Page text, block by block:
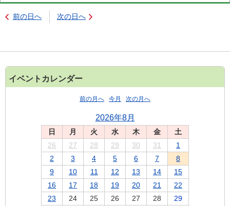
前の日へ 次の日へ
イベントカレンダー
前の月へ 今月 次の月へ
2026年8月
日 月 火 水 木 金
土
26
27 28 29 30 31
1
2
3 4 5 6 7
8
9
10 11 12 13 14
15
16
17 18 19 20 21
22
23
24 25 26 27 28
29